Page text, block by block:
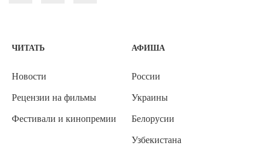
ЧИТАТЬ
Новости
Рецензии на фильмы
Фестивали и кинопремии
АФИША
России
Украины
Белорусии
Узбекистана